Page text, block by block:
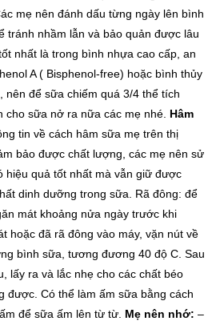
mẹ nên đánh dấu từng ngày lên bình
tránh nhầm lẫn và bảo quản được lâu
nhất là trong bình nhựa cao cấp, an
A ( Bisphenol-free) hoặc bình thủy
nên để sữa chiếm quá 3/4 thể tích
cho sữa nở ra nữa các mẹ nhé. Hâm
tin về cách hâm sữa mẹ trên thị
bảo được chất lượng, các mẹ nên sử
hiệu quả tốt nhất mà vẫn giữ được
dinh dưỡng trong sữa.
Rã đông: để
mát khoảng nửa ngày trước khi
hoặc đã rã đông vào máy, vặn nút về
bình sữa, tương đương 40 độ C. Sau
lấy ra và lắc nhẹ cho các chất béo
được. Có thể làm ấm sữa bằng cách
để sữa ấm lên từ từ. Mẹ nên nhớ: –